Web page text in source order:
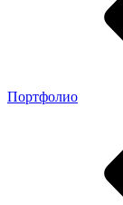
Портфолио